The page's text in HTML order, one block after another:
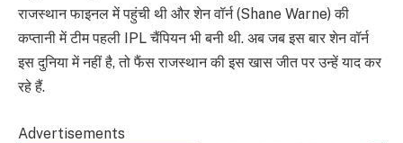
राजस्थान फाइनल में पहुंची थी और शेन वॉर्न (Shane Warne) की
कप्तानी में टीम पहली IPL चैंपियन भी बनी थी. अब जब इस बार शेन वॉर्न
इस दुनिया में नहीं है, तो फैंस राजस्थान की इस खास जीत पर उन्हें याद कर
रहे हैं.
Advertisements